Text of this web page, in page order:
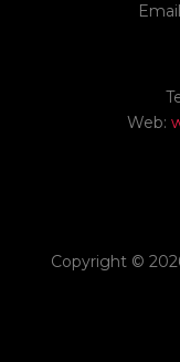
Web:
Copyright ©